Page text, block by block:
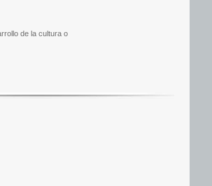
de la cultura o